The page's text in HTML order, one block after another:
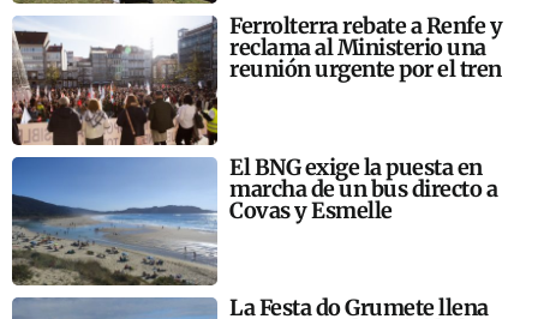
Ferrolterra rebate a Renfe y
reclama al Ministerio una
reunión urgente por el tren
El BNG exige la puesta en
marcha de un bus directo a
Covas y Esmelle
La Festa do Grumete llena